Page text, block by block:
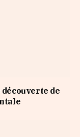
de